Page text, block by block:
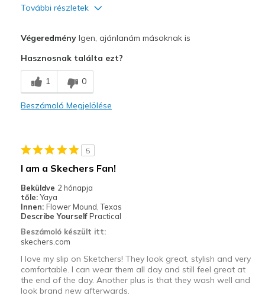
További részletek
Breathe Well
Comfortable
Width
Feels true to width
Sizing
Feels true to size
View On Shoes
I'm Really Into Shoes
VégeredményIgen, ajánlanám másoknak is
Hasznosnak találta ezt?
1 0
Beszámoló Megjelölése
5
I am a Skechers Fan!
Beküldve 2 hónapja
tőle: Yaya
Innen: Flower Mound, Texas
Describe Yourself Practical
Beszámoló készült itt:
skechers.com
I love my slip on Sketchers! They look great, stylish and very
comfortable. I can wear them all day and still feel great at
the end of the day. Another plus is that they wash well and
look brand new afterwards.